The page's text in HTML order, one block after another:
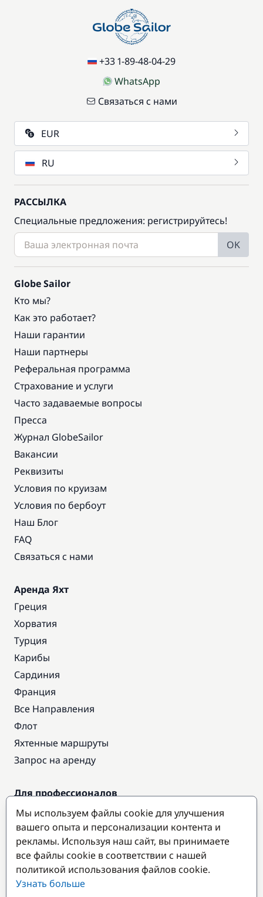
+33 1-89-48-04-29
WhatsApp
Связаться с нами
EUR
RU
РАССЫЛКА
Специальные предложения: регистрируйтесь!
OK
Globe Sailor
Кто мы?
Как это работает?
Наши гарантии
Наши партнеры
Реферальная программа
Страхование и услуги
Часто задаваемые вопросы
Пресса
Журнал GlobeSailor
Вакансии
Реквизиты
Условия по круизам
Условия по бербоут
Наш Блог
FAQ
Связаться с нами
Аренда Яхт
Греция
Хорватия
Турция
Карибы
Сардиния
Франция
Все Направления
Флот
Яхтенные маршруты
Запрос на аренду
Для профессионалов
Доступ про
Стать партнером
Популярные направления
Мы используем файлы cookie для улучшения
вашего опыта и персонализации контента и
рекламы. Используя наш сайт, вы принимаете
все файлы cookie в соответствии с нашей
политикой использования файлов cookie.
Узнать больше